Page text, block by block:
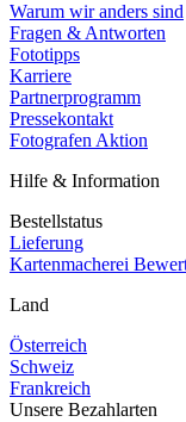
Warum wir anders sind
Fragen & Antworten
Fototipps
Karriere
Partnerprogramm
Pressekontakt
Fotografen Aktion
Hilfe & Information
Bestellstatus
Lieferung
Kartenmacherei
Land
Österreich
Schweiz
Frankreich
Unsere Bezahlarten